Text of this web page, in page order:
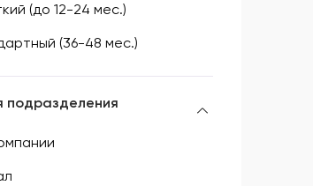
(до 12-24 мес.)
(36-48 мес.)
подразделения